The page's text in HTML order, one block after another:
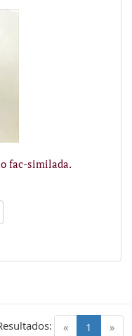
fac-similada.
« 1 (current)
»